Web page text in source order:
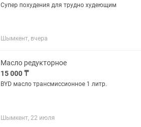
Супер похудения для трудно худеющим
Шымкент, вчера
Масло редукторное
15 000 ₸
BYD масло трансмиссионное 1 литр.
Шымкент, 22 июля